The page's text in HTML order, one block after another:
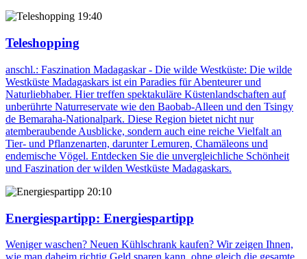
19:40
Teleshopping
anschl.: Faszination Madagaskar - Die wilde Westküste: Die wilde
Westküste Madagaskars ist ein Paradies für Abenteurer und
Naturliebhaber. Hier treffen spektakuläre Küstenlandschaften auf
unberührte Naturreservate wie den Baobab-Alleen und den Tsingy
de Bemaraha-Nationalpark. Diese Region bietet nicht nur
atemberaubende Ausblicke, sondern auch eine reiche Vielfalt an
Tier- und Pflanzenarten, darunter Lemuren, Chamäleons und
endemische Vögel. Entdecken Sie die unvergleichliche Schönheit
und Faszination der wilden Westküste Madagaskars.
20:10
Energiespartipp: Energiespartipp
Weniger waschen? Neuen Kühlschrank kaufen? Wir zeigen Ihnen,